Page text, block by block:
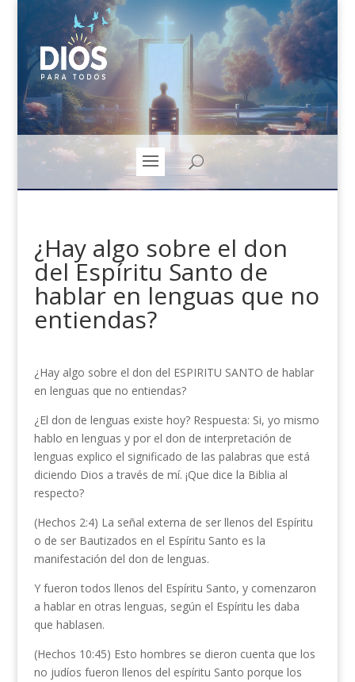
¿Hay algo sobre el don
del Espíritu Santo de
hablar en lenguas que no
entiendas?
¿Hay algo sobre el don del ESPIRITU SANTO de hablar
en lenguas que no entiendas?
¿El don de lenguas existe hoy? Respuesta: Si, yo mismo
hablo en lenguas y por el don de interpretación de
lenguas explico el significado de las palabras que está
diciendo Dios a través de mí. ¡Que dice la Biblia al
respecto?
(Hechos 2:4) La señal externa de ser llenos del Espíritu
o de ser Bautizados en el Espíritu Santo es la
manifestación del don de lenguas.
Y fueron todos llenos del Espíritu Santo, y comenzaron
a hablar en otras lenguas, según el Espíritu les daba
que hablasen.
(Hechos 10:45) Esto hombres se dieron cuenta que los
no judíos fueron llenos del espíritu Santo porque los